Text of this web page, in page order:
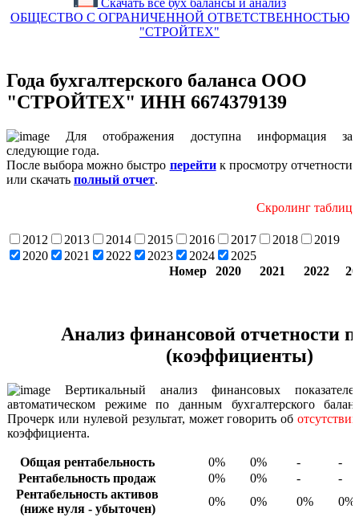
Скачать все бух балансы и анализ
ОБЩЕСТВО С ОГРАНИЧЕННОЙ ОТВЕТСТВЕННОСТЬЮ
"СТРОЙТЕХ"
Года бухгалтерского баланса ООО
"СТРОЙТЕХ" ИНН 6674379139
Для отображения доступна информация за
следующие года.
После выбора можно быстро перейтик просмотру отчетности
или скачать полный отчет.
Скролинг таблицы ⇐лево
2012 2013 2014 2015 2016 2017 2018
2019
2020
2021 2022 2023 2024
2025
Номер
2020 2021 2022
Анализ финансовой отчетности
(коэффициенты)
Вертикальный анализ финансовых
автоматическом режиме по данным бухгалтерского
Прочерк или нулевой результат, может говорить об
коэффициента.
Общая рентабельность 0% 0% -
-
Рентабельность продаж
0% 0% -
-
Рентабельность активов
(ниже нуля - убыточен)
0% 0% 0%
0%